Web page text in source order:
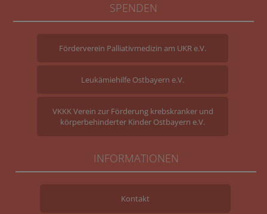
SPENDEN
Förderverein Palliativmedizin am UKR e.V.
Leukämiehilfe Ostbayern e.V.
VKKK Verein zur Förderung krebskranker und
körperbehinderter Kinder Ostbayern e.V.
INFORMATIONEN
Kontakt